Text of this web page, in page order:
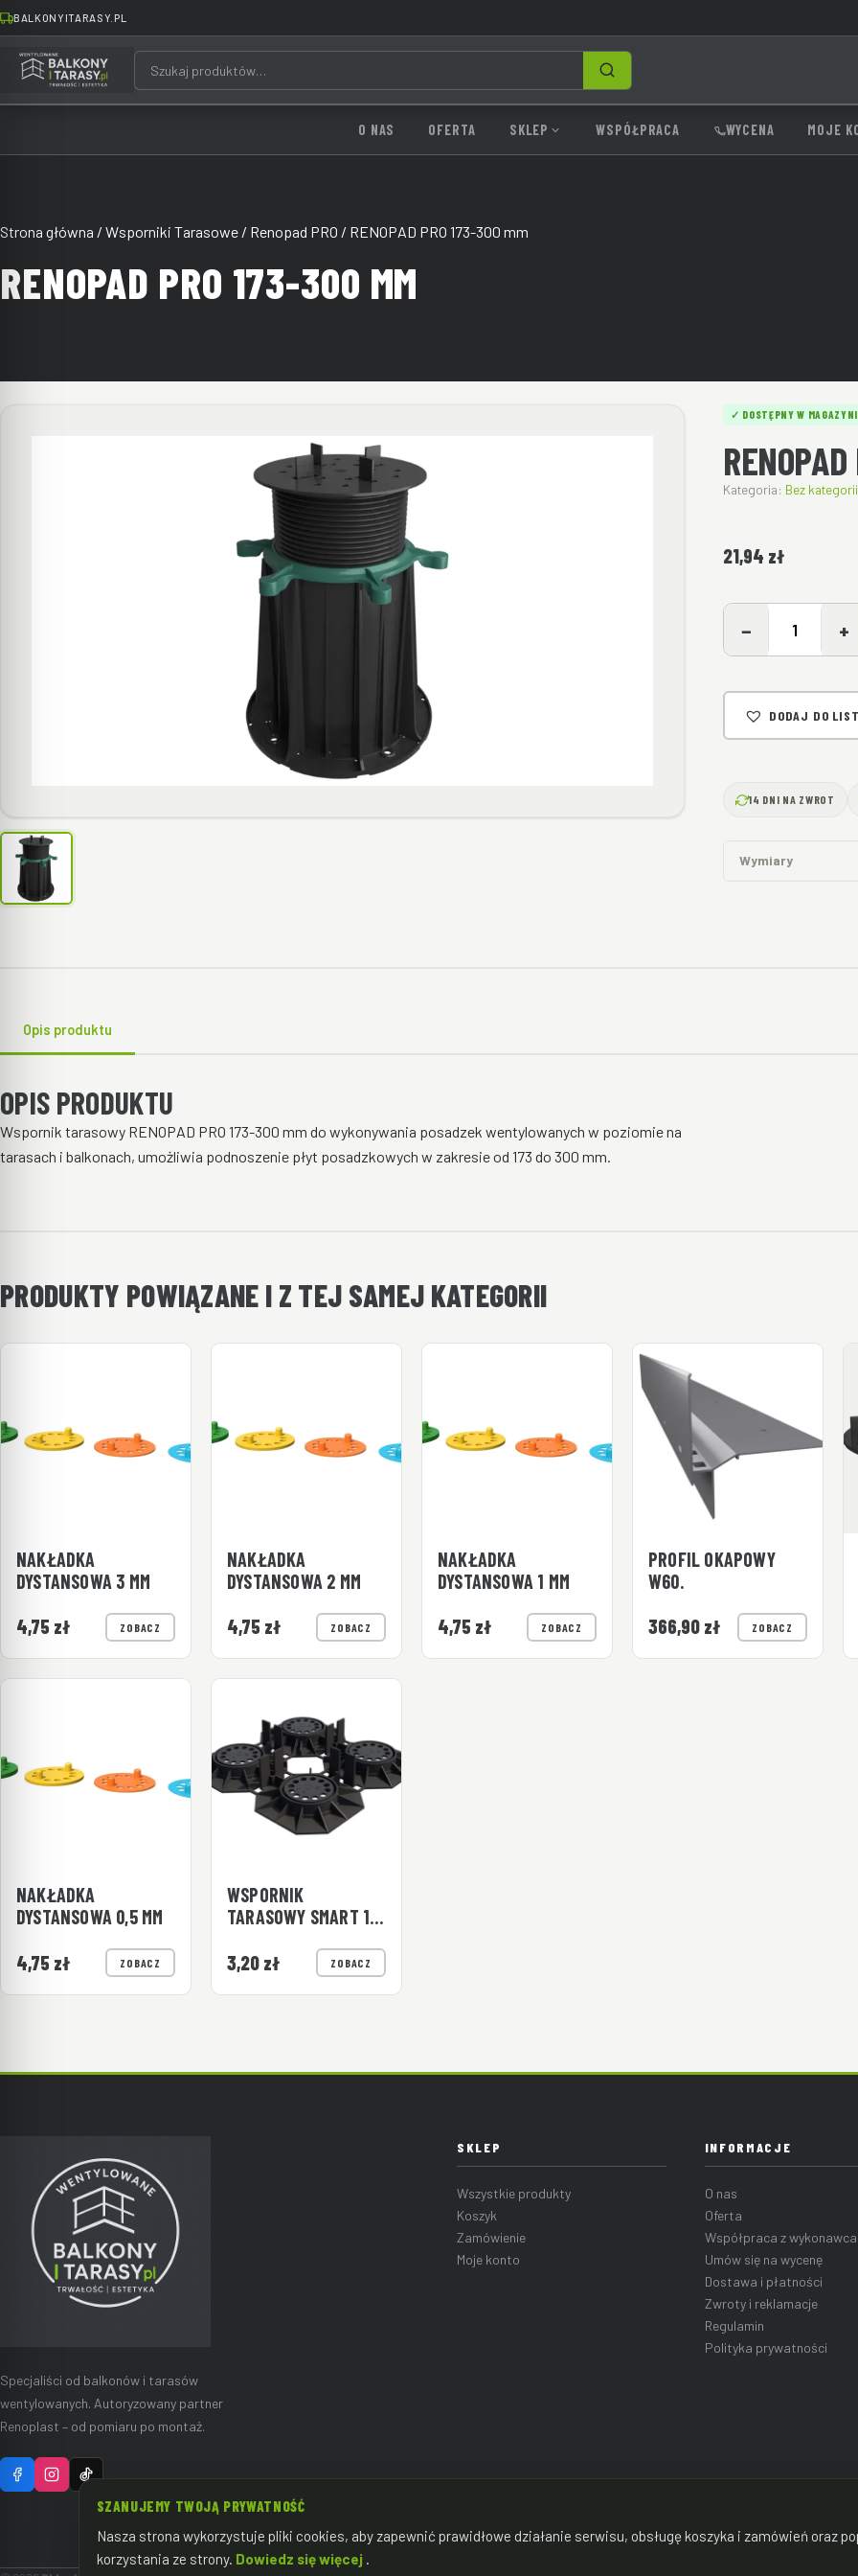
BALKONYITARASY.PL
SZUKAJ
O NAS OFERTA SKLEP WSPÓŁPRACA WYCENA MOJE
Strona główna / Wsporniki Tarasowe / Renopad PRO / RENOPAD PRO 173-300 mm
RENOPAD PRO 173-300 MM
✓ DOSTĘPNY W
Kategoria: Bez kategorii
21,94 zł
− +
DODAJ DO
14 DNI NA ZWROT
Wymiary
Opis produktu
OPIS PRODUKTU
Wspornik tarasowy RENOPAD PRO 173-300 mm do wykonywania posadzek wentylowanych w poziomie na
tarasach i balkonach, umożliwia podnoszenie płyt posadzkowych w zakresie od 173 do 300 mm.
PRODUKTY POWIĄZANE I Z TEJ SAMEJ KATEGORII
NAKŁADKA
DYSTANSOWA 3 MM
4,75 zł ZOBACZ
NAKŁADKA
DYSTANSOWA 2 MM
4,75 zł ZOBACZ
NAKŁADKA
DYSTANSOWA 1 MM
4,75 zł ZOBACZ
PROFIL OKAPOWY
W60.
366,90 zł ZOBACZ
NAKŁADKA
DYSTANSOWA 0,5 MM
4,75 zł ZOBACZ
WSPORNIK
TARASOWY SMART 12
3,20 zł ZOBACZ
Specjaliści od balkonów i tarasów
wentylowanych. Autoryzowany partner
Renoplast – od pomiaru po montaż.
SKLEP
Wszystkie produkty
Koszyk
Zamówienie
Moje konto
INFORMACJE
O nas
Oferta
Współpraca z
Umów się na wycenę
Dostawa i płatności
Zwroty i reklamacje
Regulamin
Polityka prywatności
SZANUJEMY TWOJĄ PRYWATNOŚĆ
Nasza strona wykorzystuje pliki cookies, aby zapewnić prawidłowe działanie serwisu, obsługę koszyka i zamówień oraz
korzystania ze strony. Dowiedz się więcej .